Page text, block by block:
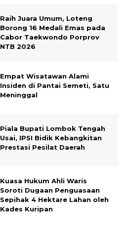
Raih Juara Umum, Loteng
Borong 16 Medali Emas pada
Cabor Taekwondo Porprov
NTB 2026
Empat Wisatawan Alami
Insiden di Pantai Semeti, Satu
Meninggal
Piala Bupati Lombok Tengah
Usai, IPSI Bidik Kebangkitan
Prestasi Pesilat Daerah
Kuasa Hukum Ahli Waris
Soroti Dugaan Penguasaan
Sepihak 4 Hektare Lahan oleh
Kades Kuripan